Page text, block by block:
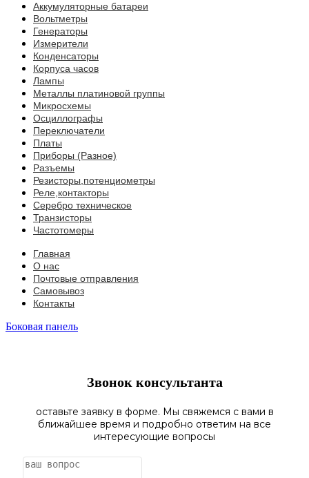
Аккумуляторные батареи
Вольтметры
Генераторы
Измерители
Конденсаторы
Корпуса часов
Лампы
Металлы платиновой группы
Микросхемы
Осциллографы
Переключатели
Платы
Приборы (Разное)
Разъемы
Резисторы,потенциометры
Реле,контакторы
Серебро техническое
Транзисторы
Частотомеры
Главная
О нас
Почтовые отправления
Самовывоз
Контакты
Боковая панель
Звонок консультанта
оставьте заявку в форме. Мы свяжемся с вами в
ближайшее время и подробно ответим на все
интересующие вопросы